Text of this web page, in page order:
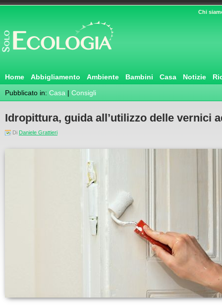
Chi
Home Abbigliamento Ambiente Bambini Casa Notizie
Pubblicato in: Casa | Consigli
Idropittura, guida all’utilizzo delle vernici
Di Daniele Grattieri